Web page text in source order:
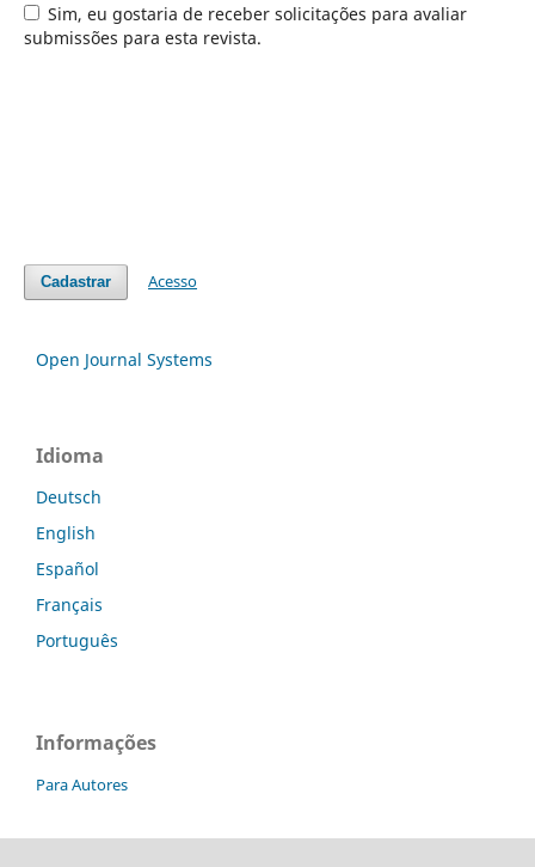
Sim, eu gostaria de receber solicitações para avaliar
submissões para esta revista.
Cadastrar Acesso
Open Journal Systems
Idioma
Deutsch
English
Español
Français
Português
Informações
Para Autores